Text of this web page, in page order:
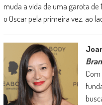
muda a vida de uma garota de
o Oscar pela primeira vez, ao